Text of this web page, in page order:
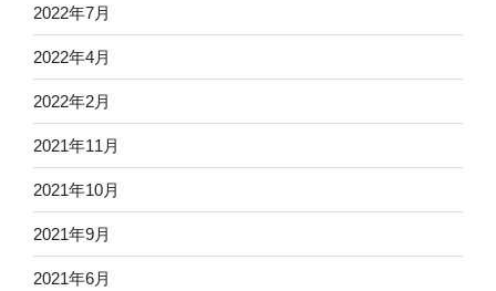
2022年7月
2022年4月
2022年2月
2021年11月
2021年10月
2021年9月
2021年6月